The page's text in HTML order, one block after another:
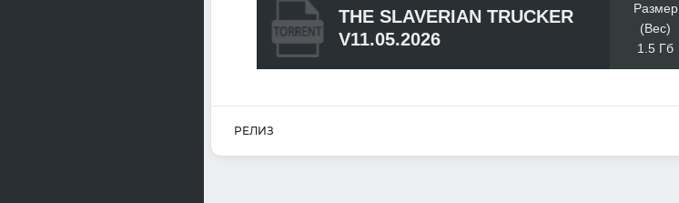
THE SLAVERIAN TRUCKER
V11.05.2026
Размер
(Вес)
1.5 Гб
РЕЛИЗ